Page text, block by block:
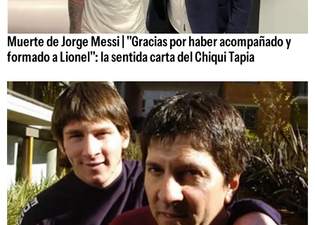
Muerte de Jorge Messi | "Gracias por haber acompañado y
formado a Lionel": la sentida carta del Chiqui Tapia